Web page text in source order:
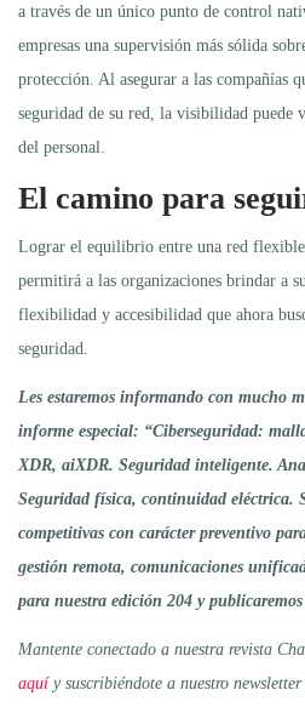
a través de un único punto de control
empresas una supervisión más sólida
protección. Al asegurar a las compañías
seguridad de su red, la visibilidad puede
del personal.
El camino para
Lograr el equilibrio entre una red
permitirá a las organizaciones brindar a
flexibilidad y accesibilidad que ahora
seguridad.
Les estaremos informando con mucho
informe especial: “Ciberseguridad:
XDR, aiXDR. Seguridad inteligente.
Seguridad física, continuidad eléctrica.
competitivas con carácter preventivo
gestión remota, comunicaciones
para nuestra edición 204 y publicaremos
Mantente conectado a nuestra revista
aquíy suscribiéndote a nuestro